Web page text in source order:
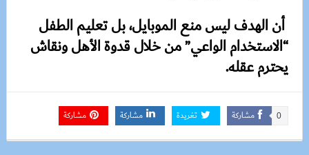
أن الهدف ليس منع الموبايل، بل تعليم الطفل
“الاستخدام الواعي” من خلال قدوة الأهل ونقاش
يحترم عقله.
مشاركة 0 تغريدة مشاركة مشاركة